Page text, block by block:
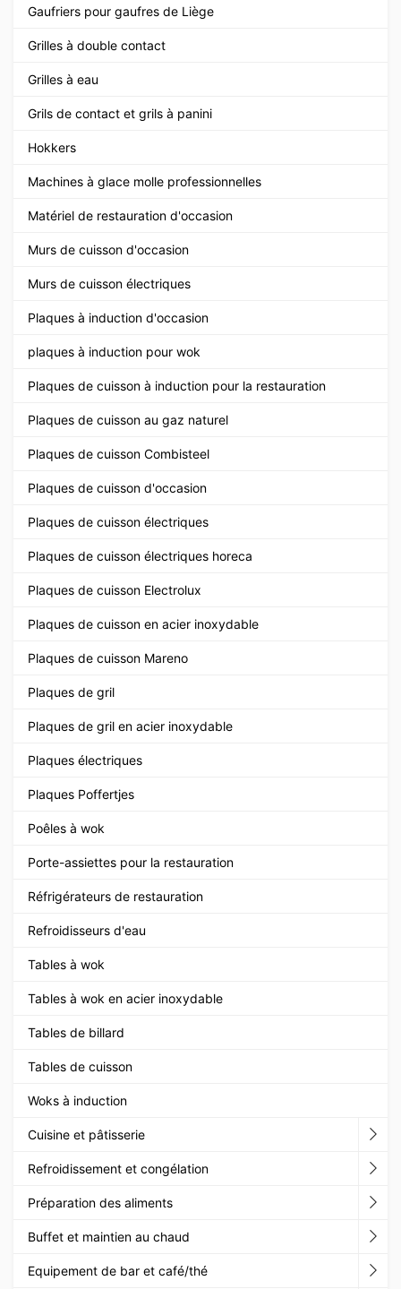
Gaufriers pour gaufres de Liège
Grilles à double contact
Grilles à eau
Grils de contact et grils à panini
Hokkers
Machines à glace molle professionnelles
Matériel de restauration d'occasion
Murs de cuisson d'occasion
Murs de cuisson électriques
Plaques à induction d'occasion
plaques à induction pour wok
Plaques de cuisson à induction pour la restauration
Plaques de cuisson au gaz naturel
Plaques de cuisson Combisteel
Plaques de cuisson d'occasion
Plaques de cuisson électriques
Plaques de cuisson électriques horeca
Plaques de cuisson Electrolux
Plaques de cuisson en acier inoxydable
Plaques de cuisson Mareno
Plaques de gril
Plaques de gril en acier inoxydable
Plaques électriques
Plaques Poffertjes
Poêles à wok
Porte-assiettes pour la restauration
Réfrigérateurs de restauration
Refroidisseurs d'eau
Tables à wok
Tables à wok en acier inoxydable
Tables de billard
Tables de cuisson
Woks à induction
Cuisine et pâtisserie
Refroidissement et congélation
Préparation des aliments
Buffet et maintien au chaud
Equipement de bar et café/thé